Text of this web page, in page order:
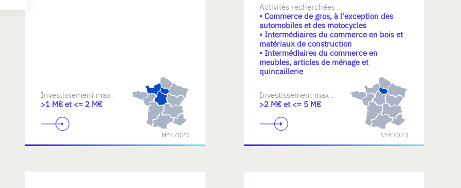
Investissement max :
>1 M€ et <= 2 M€
N°47027
Activités recherchées :
• Commerce de gros, à l'exception des
automobiles et des motocycles
• Intermédiaires du commerce en bois et
matériaux de construction
• Intermédiaires du commerce en
meubles, articles de ménage et
quincaillerie
Investissement max :
>2 M€ et <= 5 M€
N°47023